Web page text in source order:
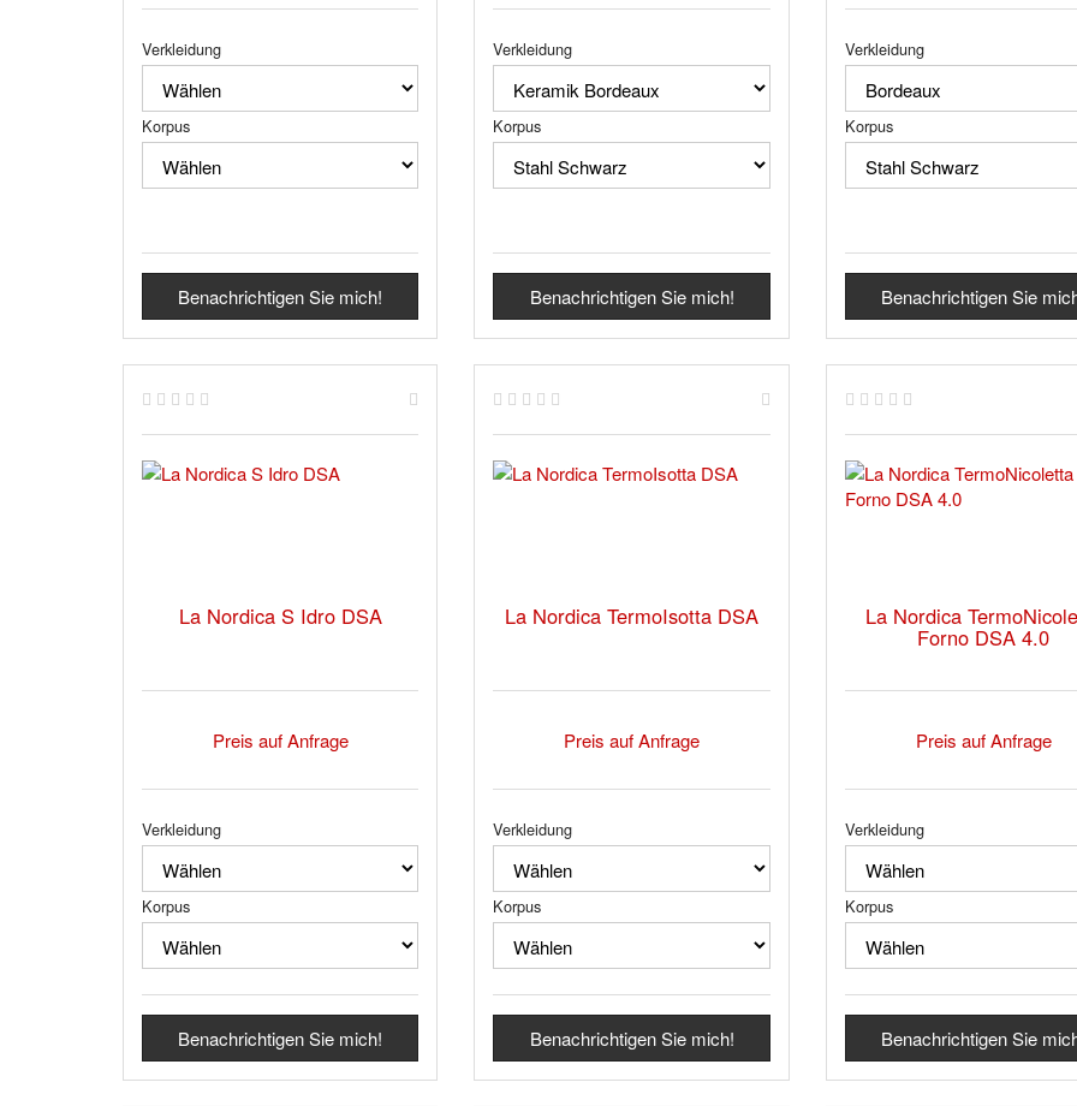
Verkleidung
Korpus
Benachrichtigen Sie mich!
Verkleidung
Korpus
Benachrichtigen Sie mich!
Verkleidung
Korpus
Benachrichtigen Sie
La Nordica S Idro DSA
Preis auf Anfrage
Verkleidung
Korpus
Benachrichtigen Sie mich!
La Nordica TermoIsotta DSA
Preis auf Anfrage
Verkleidung
Korpus
Benachrichtigen Sie mich!
La Nordica
Forno DSA 4.0
Preis auf Anfrage
Verkleidung
Korpus
Benachrichtigen Sie